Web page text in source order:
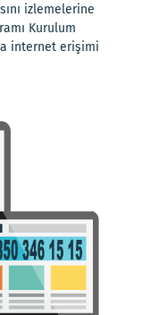
izlemelerine
Kurulum
internet erişimi